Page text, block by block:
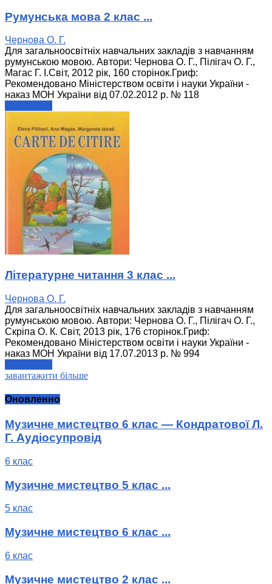
Румунська мова 2 клас ...
Чернова О. Г.
Для загальноосвітніх навчальних закладів з навчанням
румунською мовою. Автори: Чернова О. Г., Пілігач О. Г.,
Магас Г. І.Світ, 2012 рік, 160 сторінок.Гриф:
Рекомендовано Міністерством освіти і науки України -
наказ МОН України від 07.02.2012 р. № 118
Літературне читання 3 клас ...
Чернова О. Г.
Для загальноосвітніх навчальних закладів з навчанням
румунською мовою. Автори: Чернова О. Г., Пілігач О. Г.,
Скріпа О. К. Світ, 2013 рік, 176 сторінок.Гриф:
Рекомендовано Міністерством освіти і науки України -
наказ МОН України від 17.07.2013 р. № 994
завантажити більше
Оновленно
Музичне мистецтво 6 клас — Кондратової Л.
Г. Аудіосупровід
6 клас
Музичне мистецтво 5 клас ...
5 клас
Музичне мистецтво 6 клас ...
6 клас
Музичне мистецтво 2 клас ...